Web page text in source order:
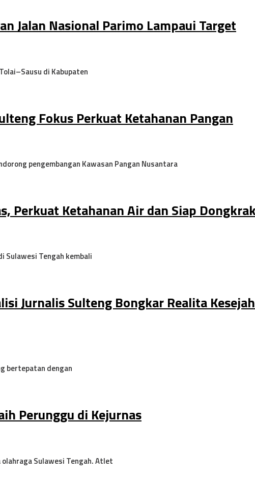
Jalan Nasional Parimo Lampaui Target
di Kabupaten
Fokus Perkuat Ketahanan Pangan
pengembangan Kawasan Pangan Nusantara
Perkuat Ketahanan Air dan Siap
Sulawesi Tengah kembali
Jurnalis Sulteng Bongkar Realita
bertepatan dengan
Perunggu di Kejurnas
Sulawesi Tengah. Atlet